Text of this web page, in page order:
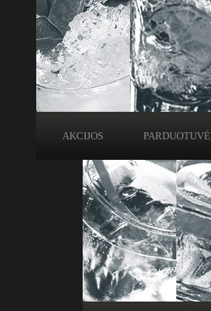
AKCIJOS PARDUOTUVĖ